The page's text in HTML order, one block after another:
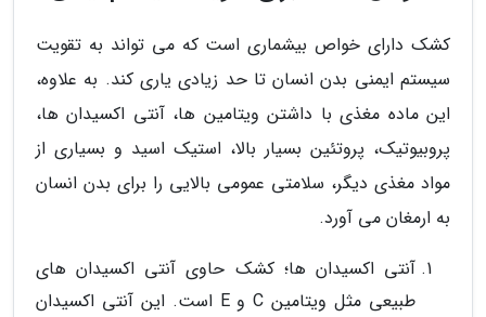
کشک دارای خواص بیشماری است که می تواند به تقویت
سیستم ایمنی بدن انسان تا حد زیادی یاری کند. به علاوه،
این ماده مغذی با داشتن ویتامین ها، آنتی اکسیدان ها،
پروبیوتیک، پروتئین بسیار بالا، استیک اسید و بسیاری از
مواد مغذی دیگر، سلامتی عمومی بالایی را برای بدن انسان
به ارمغان می آورد.
آنتی اکسیدان ها؛ کشک حاوی آنتی اکسیدان های
طبیعی مثل ویتامین C و E است. این آنتی اکسیدان